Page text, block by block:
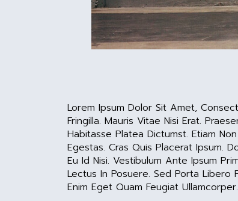
Lorem Ipsum Dolor Sit Amet,
Fringilla. Mauris Vitae Nisi Erat.
Habitasse Platea Dictumst. Etiam
Egestas. Cras Quis Placerat Ipsum.
Eu Id Nisi. Vestibulum Ante Ipsum
Lectus In Posuere. Sed Porta Libero
Enim Eget Quam Feugiat